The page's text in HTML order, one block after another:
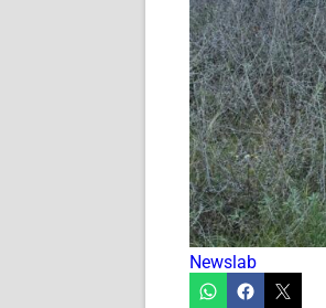
Newslab